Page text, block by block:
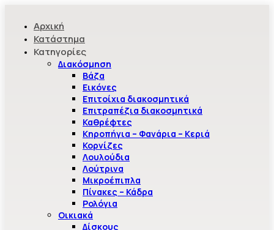
Αρχική
Κατάστημα
Κατηγορίες
Διακόσμηση
Βάζα
Εικόνες
Επιτοίχια διακοσμητικά
Επιτραπέζια διακοσμητικά
Καθρέφτες
Κηροπήγια – Φανάρια – Κεριά
Κορνίζες
Λουλούδια
Λούτρινα
Μικροέπιπλα
Πίνακες – Κάδρα
Ρολόγια
Οικιακά
Δίσκους